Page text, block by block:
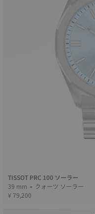
TISSOT PRC 100 ソーラー
39 mm • クォーツ ソーラー
¥ 79,200